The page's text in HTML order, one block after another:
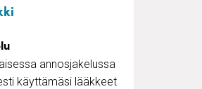
annosjakelussa
käyttämäsi lääkkeet